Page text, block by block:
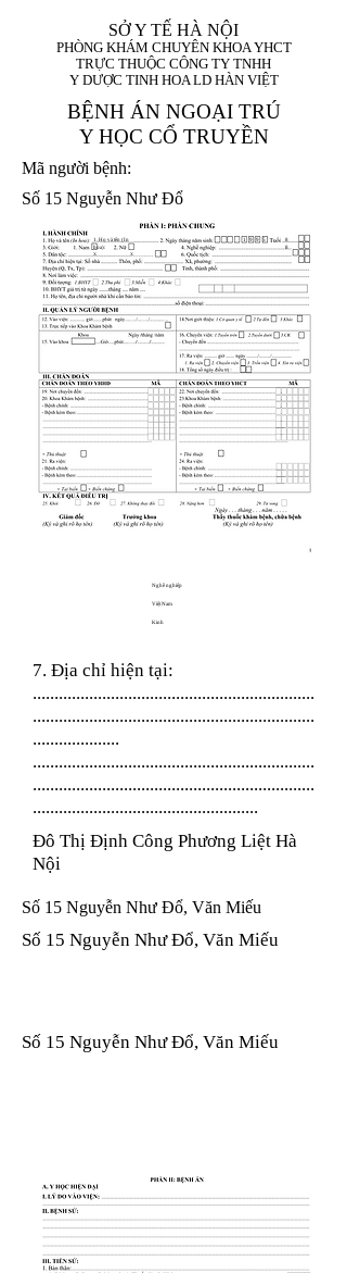
SỞ Y TẾ HÀ NỘI
PHÒNG KHÁM CHUYÊN KHOA YHCT
TRỰC THUỘC CÔNG TY TNHH
Y DƯỢC TINH HOA LD HÀN VIỆT
BỆNH ÁN NGOẠI TRÚ
Y HỌC CỔ TRUYỀN
Mã người bệnh:
Số 15 Nguyễn Như Đổ
1. Họ và tên (In
hoa):
1 9 9 5
8
8
X
X
Nghề nghiệp
Việt Nam
Kinh
7. Địa chỉ hiện tại:
.................................................................
.................................................................
....................
.................................................................
.................................................................
....................................................
Đô Thị Định Công Phương Liệt Hà
Nội
Số 15 Nguyễn Như Đổ, Văn Miếu
Số 15 Nguyễn Như Đổ, Văn Miếu
Số 15 Nguyễn Như Đổ, Văn Miếu